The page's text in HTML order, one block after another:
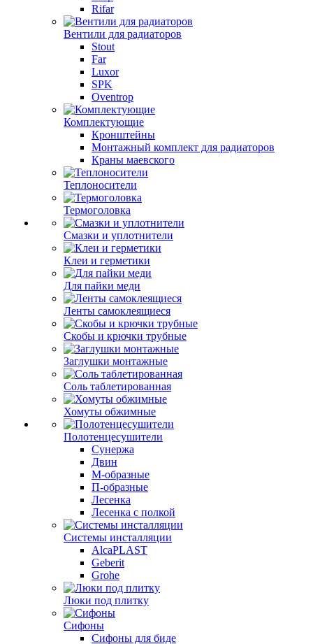
Rifar
Вентили для радиаторов
Stout
Far
Luxor
SPK
Oventrop
Комплектующие
Кронштейны
Монтажный комплект для радиаторов
Краны маевского
Теплоносители
Термоголовка
Смазки и уплотнители
Клеи и герметики
Для пайки меди
Ленты самоклеящиеся
Скобы и крючки трубные
Заглушки монтажные
Соль таблетированная
Хомуты обжимные
Полотенцесушители
Сунержа
Двин
М-образные
П-образные
Лесенка
Лесенка с полкой
Системы инсталляции
AlcaPLAST
Geberit
Grohe
Люки под плитку
Сифоны
Сифoны для биде